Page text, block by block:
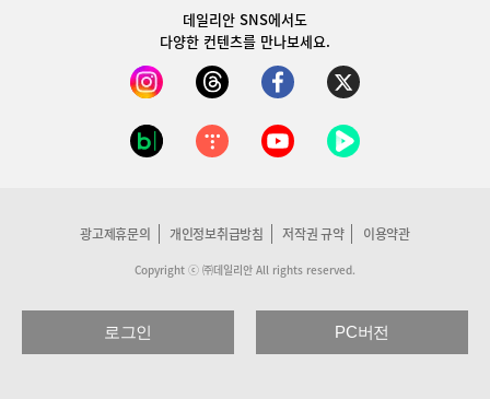
데일리안 SNS에서도
다양한 컨텐츠를 만나보세요.
광고제휴문의 개인정보취급방침 저작권 규약 이용약관
Copyright ⓒ ㈜데일리안 All rights reserved.
로그인 PC버전